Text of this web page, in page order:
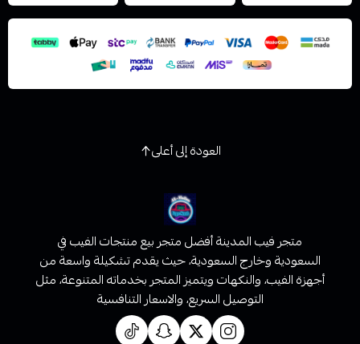
استعراض
العودة إلى أعلى
متجر فيب المدينة أفضل متجر بيع منتجات الفيب في
السعودية وخارج السعودية، حيث يقدم تشكيلة واسعة من
أجهزة الفيب، والنكهات ويتميز المتجر بخدماته المتنوعة، مثل
التوصيل السريع، والاسعار التنافسية